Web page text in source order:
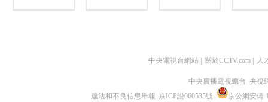
中央電視台網站 關於CCTV.com 人
中央廣播電視總台 央視
違法和不良信息舉報 京ICP證060535號
京公網安備